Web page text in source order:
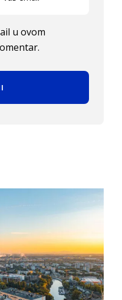
u ovom